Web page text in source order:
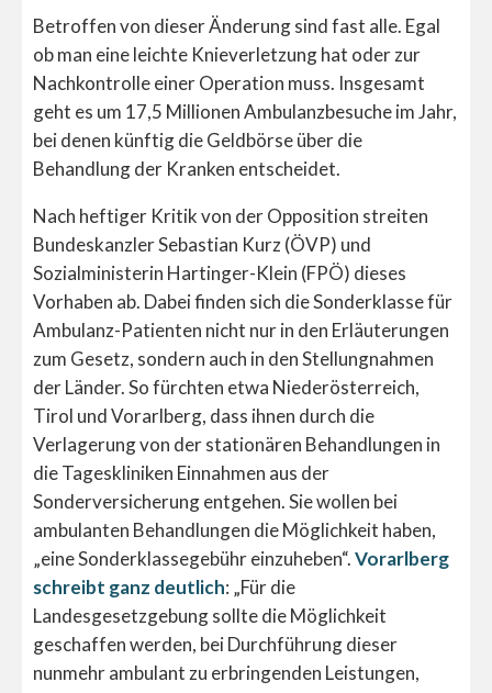
Betroffen von dieser Änderung sind fast alle. Egal
ob man eine leichte Knieverletzung hat oder zur
Nachkontrolle einer Operation muss. Insgesamt
geht es um 17,5 Millionen Ambulanzbesuche im Jahr,
bei denen künftig die Geldbörse über die
Behandlung der Kranken entscheidet.
Nach heftiger Kritik von der Opposition streiten
Bundeskanzler Sebastian Kurz (ÖVP) und
Sozialministerin Hartinger-Klein (FPÖ) dieses
Vorhaben ab. Dabei finden sich die Sonderklasse für
Ambulanz-Patienten nicht nur in den Erläuterungen
zum Gesetz, sondern auch in den Stellungnahmen
der Länder. So fürchten etwa Niederösterreich,
Tirol und Vorarlberg, dass ihnen durch die
Verlagerung von der stationären Behandlungen in
die Tageskliniken Einnahmen aus der
Sonderversicherung entgehen. Sie wollen bei
ambulanten Behandlungen die Möglichkeit haben,
„eine Sonderklassegebühr einzuheben“.Vorarlberg
schreibt ganz deutlich: „Für die
Landesgesetzgebung sollte die Möglichkeit
geschaffen werden, bei Durchführung dieser
nunmehr ambulant zu erbringenden Leistungen,